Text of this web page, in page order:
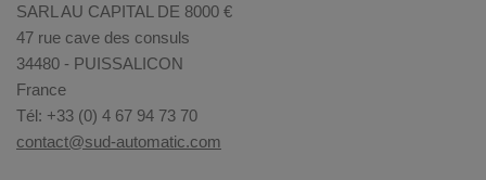
SARL AU CAPITAL DE 8000 €
47 rue cave des consuls
34480 - PUISSALICON
France
Tél: +33 (0) 4 67 94 73 70
contact@sud-automatic.com